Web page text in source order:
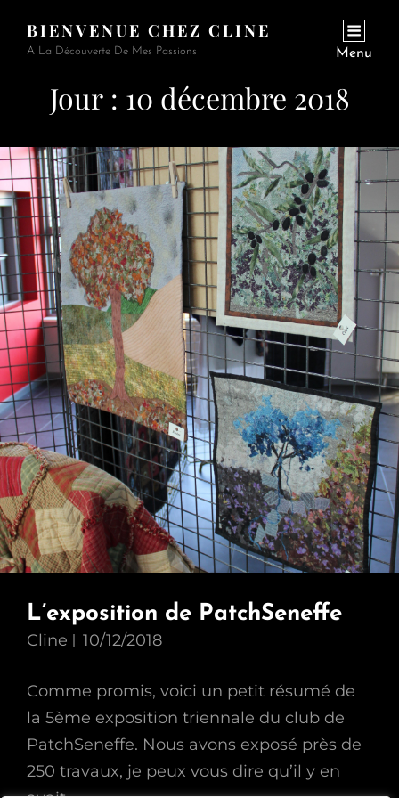
BIENVENUE CHEZ CLINE
A La Découverte De Mes Passions Menu
Jour : 10 décembre 2018
L’exposition de PatchSeneffe
Cline 10/12/2018
Comme promis, voici un petit résumé de
la 5ème exposition triennale du club de
PatchSeneffe. Nous avons exposé près de
250 travaux, je peux vous dire qu’il y en